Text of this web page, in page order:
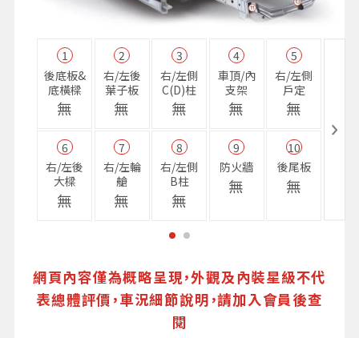
1
後底板&
底橫樑
無
2
右/左後
葉子板
無
3
右/左側
C(D)柱
無
4
車頂/內
支架
無
5
右/左側
戶定
無
6
右/左後
大樑
無
7
右/左輪
艙
無
8
右/左側
B柱
無
9
防火牆
無
10
後尾板
無
網頁內容僅為概略呈現，外觀及內裝星級不代
表總體評價，車況細節說明，請加入會員後查
閱